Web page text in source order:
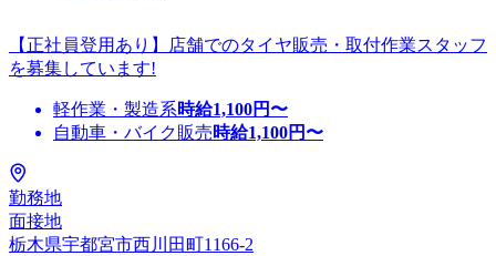
【正社員登用あり】店舗でのタイヤ販売・取付作業スタッフ
を募集しています!
軽作業・製造系時給1,100円〜
自動車・バイク販売時給1,100円〜
勤務地
面接地
栃木県宇都宮市西川田町1166-2